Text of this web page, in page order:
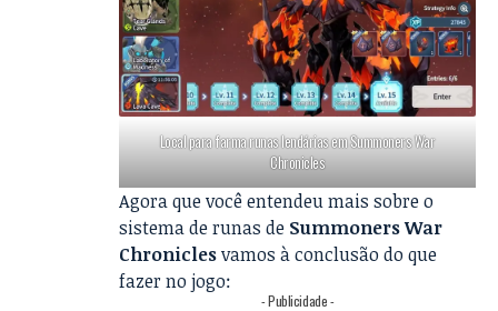
Local para farma runas lendárias em Summoners War
Chronicles
Agora que você entendeu mais sobre o
sistema de runas de Summoners War
Chroniclesvamos à conclusão do que
fazer no jogo:
- Publicidade -